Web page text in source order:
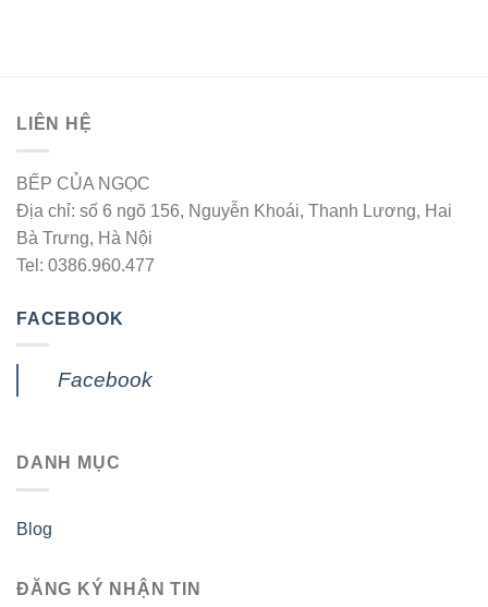
LIÊN HỆ
BẾP CỦA NGỌC
Địa chỉ: số 6 ngõ 156, Nguyễn Khoái, Thanh Lương, Hai
Bà Trưng, Hà Nội
Tel: 0386.960.477
FACEBOOK
Facebook
DANH MỤC
Blog
ĐĂNG KÝ NHẬN TIN